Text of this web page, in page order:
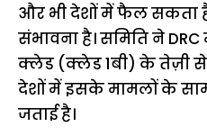
और भी देशों में फैल सकता
संभावना है। समिति ने
क्लेड (क्लेड 1बी) के
देशों में इसके मामलों के
जताई है।